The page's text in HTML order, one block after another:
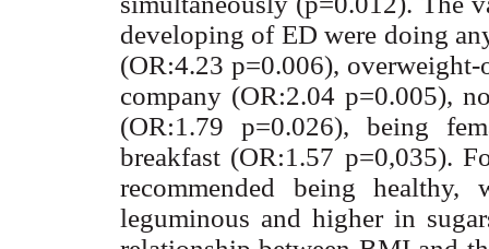
developing of ED were doing
(OR:4.23 p=0.006),
company (OR:2.04 p=0.005),
(OR:1.79 p=0.026), being
breakfast (OR:1.57 p=0,035).
recommended being
leguminous and higher in